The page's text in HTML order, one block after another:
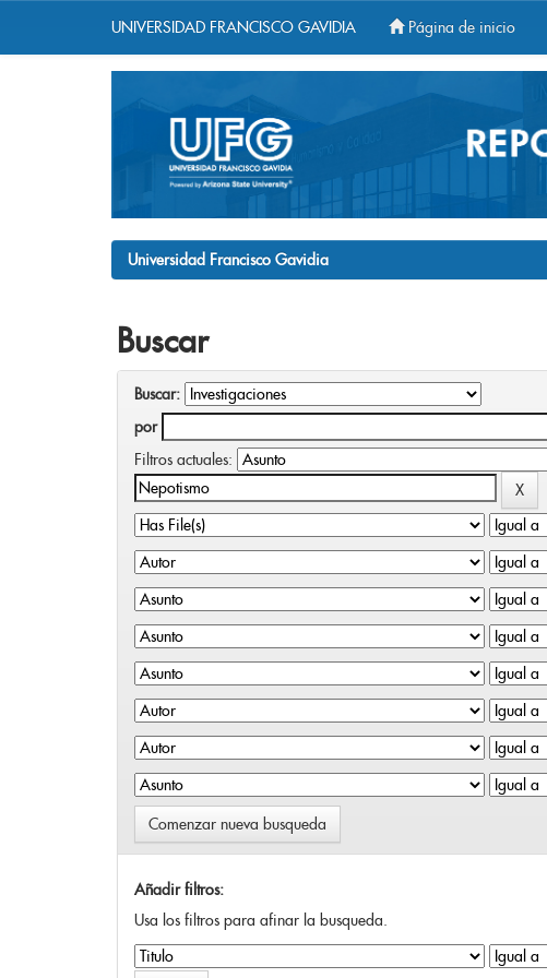
UNIVERSIDAD FRANCISCO GAVIDIA Página de inicio
Universidad Francisco Gavidia
Buscar
Buscar:
por
Filtros actuales:
Comenzar nueva busqueda
Añadir filtros:
Usa los filtros para afinar la busqueda.